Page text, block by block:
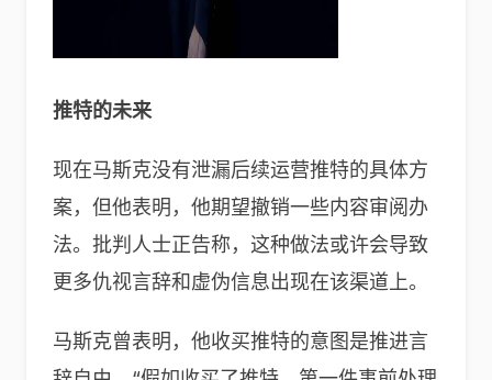
推特的未来
现在马斯克没有泄漏后续运营推特的具体方
案，但他表明，他期望撤销一些内容审阅办
法。批判人士正告称，这种做法或许会导致
更多仇视言辞和虚伪信息出现在该渠道上。
马斯克曾表明，他收买推特的意图是推进言